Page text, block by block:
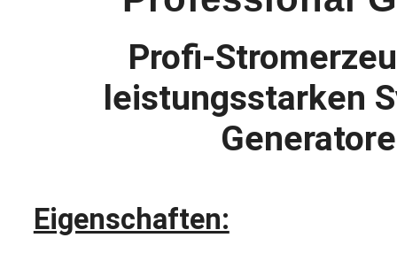
Profi-
leistungsstarken
Eigenschaften: